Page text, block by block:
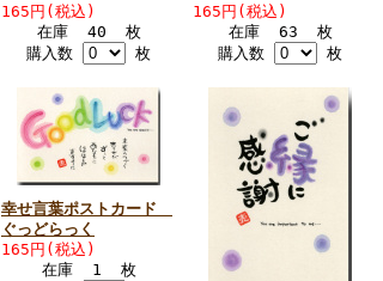
165円(税込)
在庫 40 枚
購入数
枚
165円(税込)
在庫 63 枚
購入数
枚
幸せ言葉ポストカード
ぐっどらっく
165円(税込)
在庫 1 枚